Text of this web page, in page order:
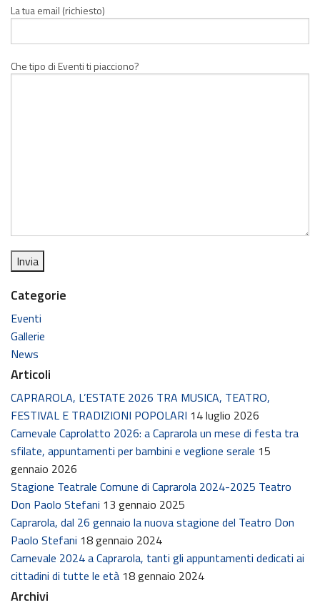
La tua email (richiesto)
Che tipo di Eventi ti piacciono?
Categorie
Eventi
Gallerie
News
Articoli
CAPRAROLA, L’ESTATE 2026 TRA MUSICA, TEATRO,
FESTIVAL E TRADIZIONI POPOLARI 14 luglio 2026
Carnevale Caprolatto 2026: a Caprarola un mese di festa tra
sfilate, appuntamenti per bambini e veglione serale 15
gennaio 2026
Stagione Teatrale Comune di Caprarola 2024-2025 Teatro
Don Paolo Stefani 13 gennaio 2025
Caprarola, dal 26 gennaio la nuova stagione del Teatro Don
Paolo Stefani 18 gennaio 2024
Carnevale 2024 a Caprarola, tanti gli appuntamenti dedicati ai
cittadini di tutte le età 18 gennaio 2024
Archivi